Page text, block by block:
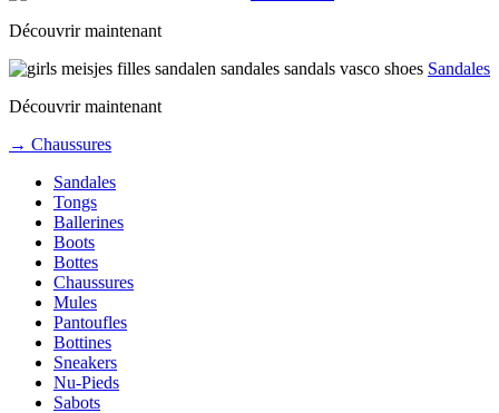
Découvrir maintenant
Sandales
Découvrir maintenant
→ Chaussures
Sandales
Tongs
Ballerines
Boots
Bottes
Chaussures
Mules
Pantoufles
Bottines
Sneakers
Nu-Pieds
Sabots